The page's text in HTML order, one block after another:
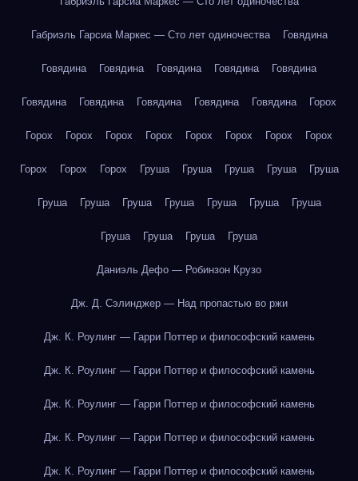
Габриэль Гарсиа Маркес — Сто лет одиночества Говядина
Говядина Говядина Говядина Говядина Говядина
Говядина Говядина Говядина Говядина Говядина Горох
Горох Горох Горох Горох Горох Горох Горох Горох
Горох Горох Горох Груша Груша Груша Груша Груша
Груша Груша Груша Груша Груша Груша Груша
Груша Груша Груша Груша
Даниэль Дефо — Робинзон Крузо
Дж. Д. Сэлинджер — Над пропастью во ржи
Дж. К. Роулинг — Гарри Поттер и философский камень
Дж. К. Роулинг — Гарри Поттер и философский камень
Дж. К. Роулинг — Гарри Поттер и философский камень
Дж. К. Роулинг — Гарри Поттер и философский камень
Дж. К. Роулинг — Гарри Поттер и философский камень